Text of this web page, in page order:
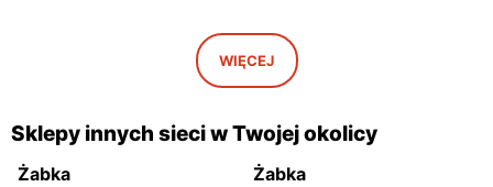
Warszawa, ul. Wisełki 6
Netto
Warszawa, ul. Mochtyńska
101
Netto
Warszawa, ul. Wał
Miedzeszyński 69
Netto
Pruszków, ul. Poznańska 18
WIĘCEJ
Sklepy innych sieci w Twojej okolicy
Żabka Żabka